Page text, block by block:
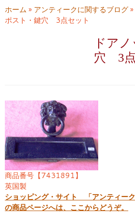
ン
ツ
ホーム » アンティークに関するブログ»
ポスト・鍵穴 3点セット
ドア
穴 3点
商品番号【7431891】
英国製
ショッピング・サイト 「アンティー
の商品ページへは、ここからどうぞ。